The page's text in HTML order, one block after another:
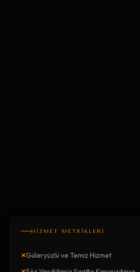
HİZMET METRİKLERİ
×Güleryüzlü ve Temiz Hizmet